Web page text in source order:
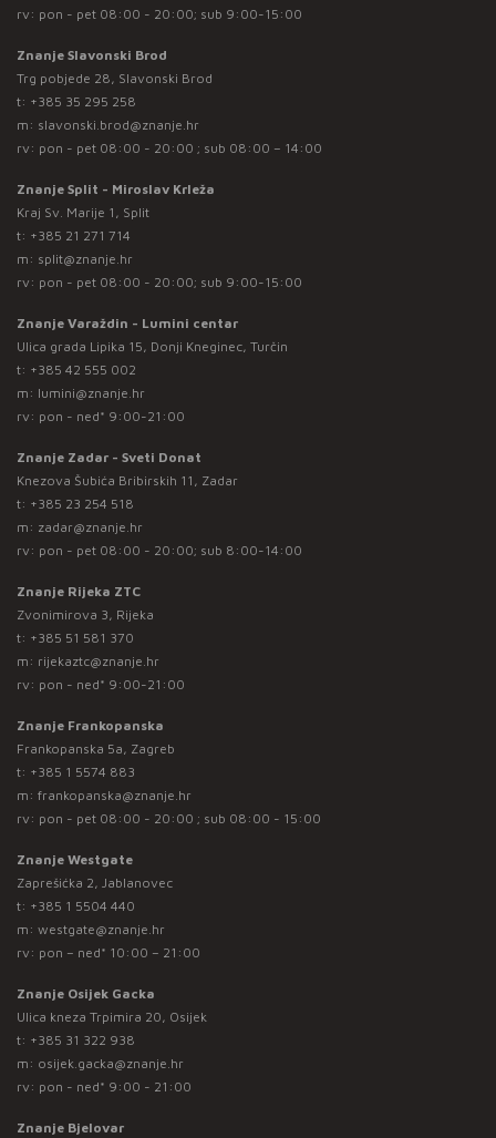
rv: pon - pet 08:00 - 20:00; sub 9:00-15:00
Znanje Slavonski Brod
Trg pobjede 28, Slavonski Brod
t: +385 35 295 258
m: slavonski.brod@znanje.hr
rv: pon - pet 08:00 - 20:00 ; sub 08:00 – 14:00
Znanje Split - Miroslav Krleža
Kraj Sv. Marije 1, Split
t: +385 21 271 714
m: split@znanje.hr
rv: pon - pet 08:00 - 20:00; sub 9:00-15:00
Znanje Varaždin - Lumini centar
Ulica grada Lipika 15, Donji Kneginec, Turčin
t: +385 42 555 002
m: lumini@znanje.hr
rv: pon - ned* 9:00-21:00
Znanje Zadar - Sveti Donat
Knezova Šubića Bribirskih 11, Zadar
t: +385 23 254 518
m: zadar@znanje.hr
rv: pon - pet 08:00 - 20:00; sub 8:00-14:00
Znanje Rijeka ZTC
Zvonimirova 3, Rijeka
t: +385 51 581 370
m: rijekaztc@znanje.hr
rv: pon - ned* 9:00-21:00
Znanje Frankopanska
Frankopanska 5a, Zagreb
t: +385 1 5574 883
m: frankopanska@znanje.hr
rv: pon - pet 08:00 - 20:00 ; sub 08:00 - 15:00
Znanje Westgate
Zaprešićka 2, Jablanovec
t: +385 1 5504 440
m: westgate@znanje.hr
rv: pon – ned* 10:00 – 21:00
Znanje Osijek Gacka
Ulica kneza Trpimira 20, Osijek
t: +385 31 322 938
m: osijek.gacka@znanje.hr
rv: pon - ned* 9:00 - 21:00
Znanje Bjelovar